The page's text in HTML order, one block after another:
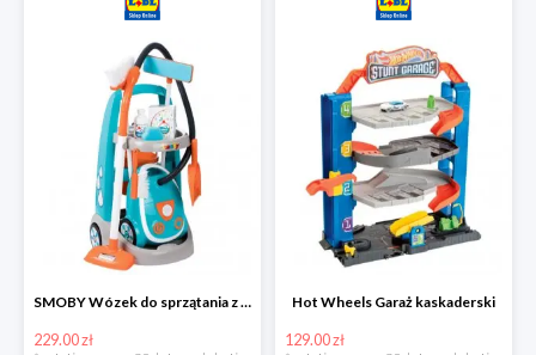
SMOBY Wózek do sprzątania z odkurzaczem
229.00 zł
Hot Wheels Garaż kaskaderski
129.00 zł